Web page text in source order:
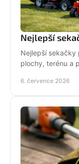
Nejlepší
Nejlepší
plochy, terénu a
6. července 2026